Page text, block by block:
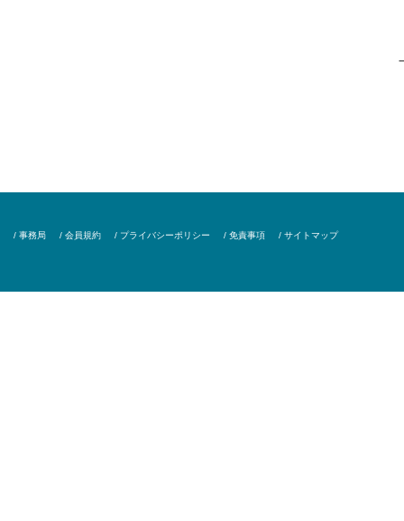
/ 事務局 / 会員規約 / プライバシーポリシー / 免責事項 / サイトマップ